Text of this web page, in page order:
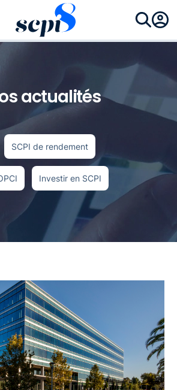
actualités
SCPI de rendement
Investir en SCPI